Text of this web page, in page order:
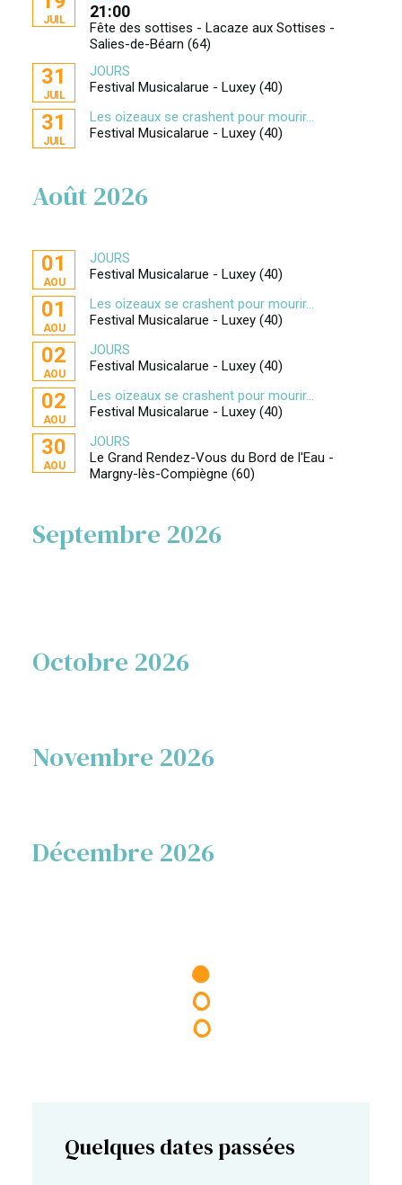
JUIL 21:00
Fête des sottises - Lacaze aux Sottises -
Salies-de-Béarn (64)
31
JUIL
JOURS
Festival Musicalarue - Luxey (40)
31
JUIL
Les oizeaux se crashent pour mourir...
Festival Musicalarue - Luxey (40)
Août 2026
01
AOU
JOURS
Festival Musicalarue - Luxey (40)
01
AOU
Les oizeaux se crashent pour mourir...
Festival Musicalarue - Luxey (40)
02
AOU
JOURS
Festival Musicalarue - Luxey (40)
02
AOU
Les oizeaux se crashent pour mourir...
Festival Musicalarue - Luxey (40)
30
AOU
JOURS
Le Grand Rendez-Vous du Bord de l'Eau -
Margny-lès-Compiègne (60)
Septembre 2026
Octobre 2026
Novembre 2026
Décembre 2026
Quelques dates passées